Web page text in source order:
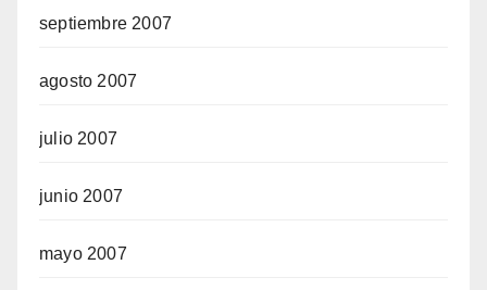
septiembre 2007
agosto 2007
julio 2007
junio 2007
mayo 2007